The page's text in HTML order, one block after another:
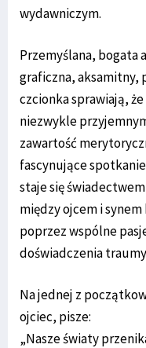
wydawniczym.
Przemyślana, bogata
graficzna, aksamitny,
czcionka sprawiają,
niezwykle
zawartość
fascynujące
staje się
między ojcem i
poprzez wspólne
doświadczenia
Na jednej z
ojciec, pisze:
„Nasze światy